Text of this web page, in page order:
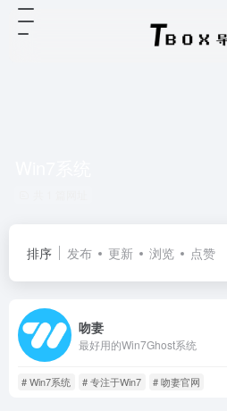
排序 发布 更新 浏览 点赞
吻妻
最好用的Win7Ghost系统
# Win7系统 # 专注于Win7 # 吻妻官网